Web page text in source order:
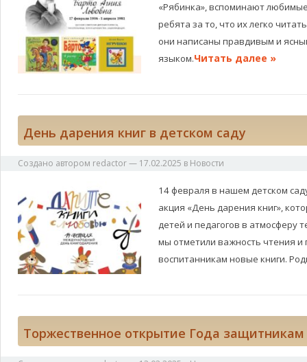
«Рябинка», вспоминают
ребята за то, что их легко
они написаны правдивым и
языком.Читать далее »
День дарения книг в детском саду
Создано автором redactor— 17.02.2025 в Новости
14 февраля в нашем детском
акция «День дарения книг»,
детей и педагогов в атмосферу
мы отметили важность чтения
воспитанникам новые книги.
Торжественное открытие Года защитникам